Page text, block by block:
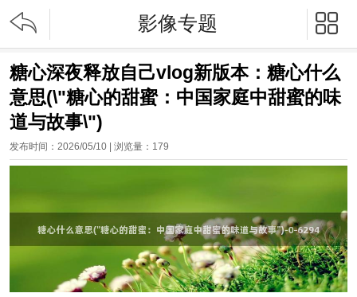
 影像专题 
糖心深夜释放自己vlog新版本：糖心什么
意思(\"糖心的甜蜜：中国家庭中甜蜜的味
道与故事\")
发布时间：2026/05/10 | 浏览量： 179